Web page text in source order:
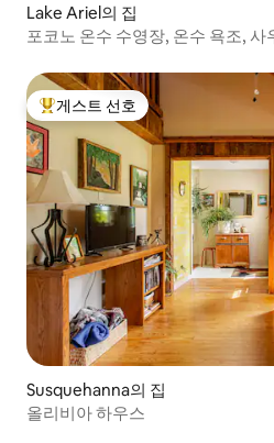
Lake Ariel의 집
포코노 온수 수영장, 온수 욕조, 사
상위 게스트 선호
게스트 선호
Susquehanna의 집
올리비아 하우스